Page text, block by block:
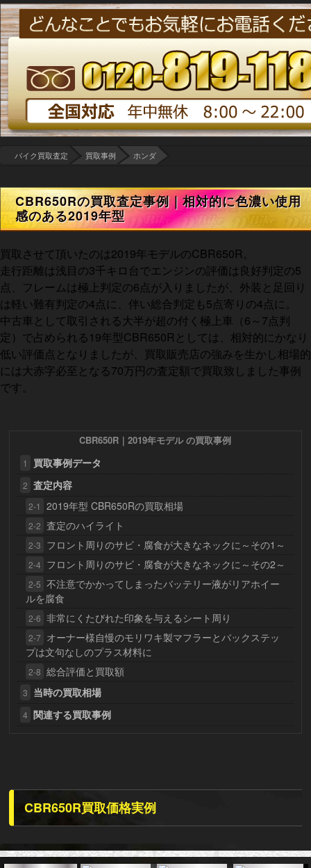
バイク買取査定 買取事例 ホンダ
CBR650Rの買取査定事例｜相対的に色濃い使用
感のある2019年型
買取させて頂いたのは2019年モデルのCBR650R。
走行距離は浅目の3千キロ台でエンジンの評価は良好判定の5
点、フレームは極上判定の6点が入りましたが、外装と足回り
は軽い難有判定の4点に、伴い総合判定も5点寄りの4点に。
中古車として取引される大半が超の付く極上車（6～7点判
定）で占められる19年型CBR650Rとしては、相対的にかなり
低い評価点となりましたが、買取販売店の強みを生かし相場的
には大赤字必至となる70万円の査定額で買取致しました事例
です。
CBR650R｜2019年モデル の買取事例
1 買取事例データ
2 査定内容
2-1 2019年型 CBR650Rの買取相場
2-2 査定のハイライト
2-3 フロント周りのサビ・腐食が大きなネックに～その1～
2-4 フロント周りのサビ・腐食が大きなネックに～その2～
2-5 不注意でかかってしまったバッテリー液がリアホイー
ルを腐食
2-6 非常にくたびれた印象を与えるシート周り
2-7 オーナー様自慢のモリワキ製マフラーとバックステッ
プは文句なしのプラス材料に
2-8 総合評価と買取額
3 当時の買取相場
4 関連する買取事例
CBR650R買取価格実例